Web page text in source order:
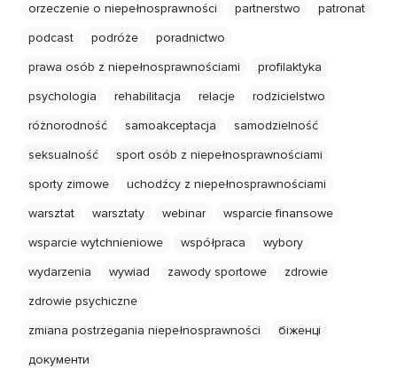
orzeczenie o niepełnosprawności
partnerstwo
patronat
podcast
podróże
poradnictwo
prawa osób z niepełnosprawnościami
profilaktyka
psychologia
rehabilitacja relacje
rodzicielstwo
różnorodność
samoakceptacja
samodzielność
seksualność
sport osób z niepełnosprawnościami
sporty zimowe
uchodźcy z niepełnosprawnościami
warsztat
warsztaty webinar
wsparcie finansowe
wsparcie wytchnieniowe
współpraca
wybory
wydarzenia
wywiad zawody sportowe
zdrowie
zdrowie psychiczne
zmiana postrzegania niepełnosprawności
біженці
документи